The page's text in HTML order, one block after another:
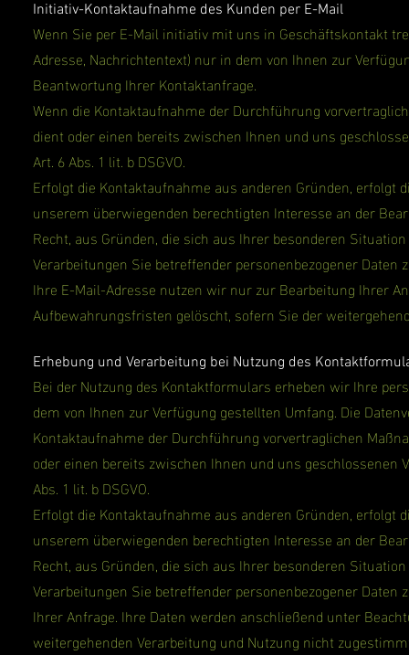
Initiativ-Kontaktaufnahme des Kunden per E-Mail
Wenn Sie per E-Mail initiativ mit uns in Geschäftskontakt
Adresse, Nachrichtentext) nur in dem von Ihnen zur
Beantwortung Ihrer Kontaktanfrage.
Wenn die Kontaktaufnahme der Durchführung
dient oder einen bereits zwischen Ihnen und uns
Art. 6 Abs. 1 lit. b DSGVO.
Erfolgt die Kontaktaufnahme aus anderen Gründen, erfolgt
unserem überwiegenden berechtigten Interesse an der
Recht, aus Gründen, die sich aus Ihrer besonderen
Verarbeitungen Sie betreffender personenbezogener Daten
Ihre E-Mail-Adresse nutzen wir nur zur Bearbeitung Ihrer
Aufbewahrungsfristen gelöscht, sofern Sie der
Erhebung und Verarbeitung bei Nutzung des
Bei der Nutzung des Kontaktformulars erheben wir Ihre
dem von Ihnen zur Verfügung gestellten Umfang. Die
Kontaktaufnahme der Durchführung vorvertraglichen
oder einen bereits zwischen Ihnen und uns
Abs. 1 lit. b DSGVO.
Erfolgt die Kontaktaufnahme aus anderen Gründen, erfolgt
unserem überwiegenden berechtigten Interesse an der
Recht, aus Gründen, die sich aus Ihrer besonderen
Verarbeitungen Sie betreffender personenbezogener
Ihrer Anfrage. Ihre Daten werden anschließend unter
weitergehenden Verarbeitung und Nutzung nicht